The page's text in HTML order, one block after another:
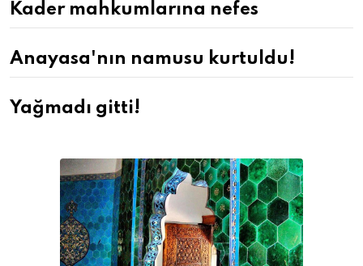
Kader mahkumlarına nefes
Anayasa'nın namusu kurtuldu!
Yağmadı gitti!